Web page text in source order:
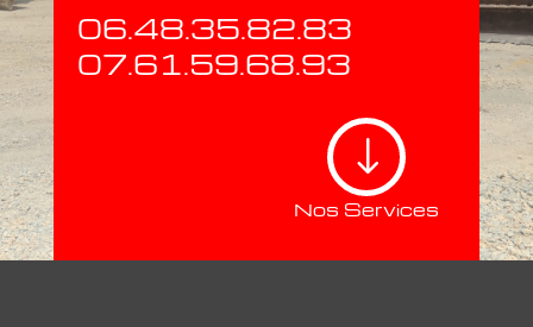
06.48.35.82.83
07.61.59.68.93
"
Nos Services